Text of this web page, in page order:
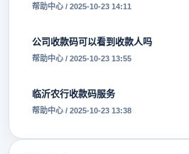
帮助中心 / 2025-10-23 14:11
公司收款码可以看到收款人吗
帮助中心 / 2025-10-23 13:55
临沂农行收款码服务
帮助中心 / 2025-10-23 13:38